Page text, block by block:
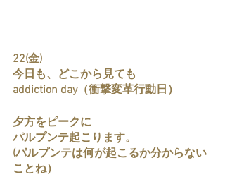
22(金)
今日も、どこから見ても
addiction day（衝撃変革行動日）
夕方をピークに
パルプンテ起こります。
(パルプンテは何が起こるか分からない
ことね）